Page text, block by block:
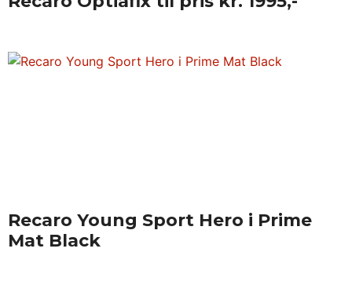
Recaro Young Sport Hero i Prime
Mat Black